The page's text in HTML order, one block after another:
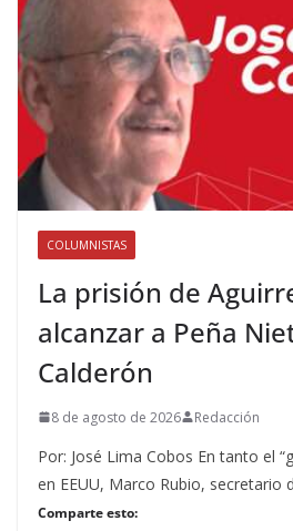
COLUMNISTAS
La prisión de
alcanzar a Peña
Calderón
8 de agosto de 2026 Redacción
Por: José Lima Cobos En tanto el
en EEUU, Marco Rubio, secretario
Comparte esto: